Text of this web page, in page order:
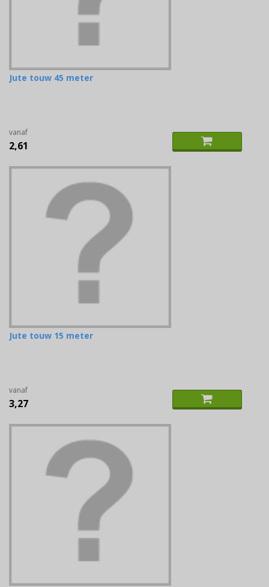
Jute touw 45 meter
vanaf
2,61
Jute touw 15 meter
vanaf
3,27